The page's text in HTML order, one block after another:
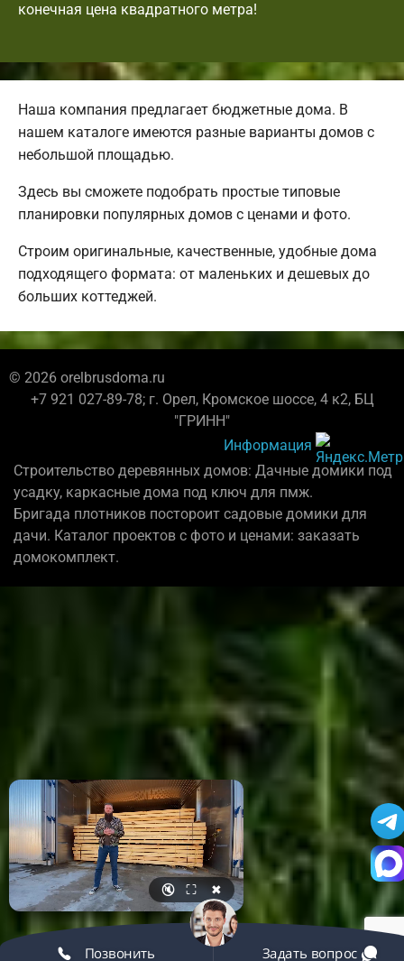
конечная цена квадратного метра!
Наша компания предлагает бюджетные дома. В
нашем каталоге имеются разные варианты домов с
небольшой площадью.
Здесь вы сможете подобрать простые типовые
планировки популярных домов с ценами и фото.
Строим оригинальные, качественные, удобные дома
подходящего формата: от маленьких и дешевых до
больших коттеджей.
© 2026 orelbrusdoma.ru
+7 921 027-89-78; г. Орел, Кромское шоссе, 4 к2, БЦ
"ГРИНН"
Информация
Строительство деревянных домов: Дачные домики под
усадку, каркасные дома под ключ для пмж.
Бригада плотников постороит садовые домики для
дачи. Каталог проектов с фото и ценами: заказать
домокомплект.
🔇 ⛶ ✖
Позвонить Задать вопрос